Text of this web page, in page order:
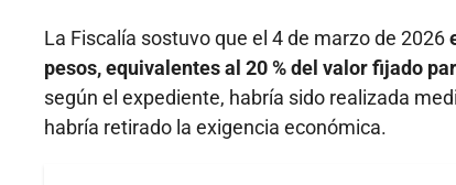
La Fiscalía sostuvo que el 4 de marzo de 2026
pesos, equivalentes al 20 % del valor fijado
según el expediente, habría sido realizada
habría retirado la exigencia económica.